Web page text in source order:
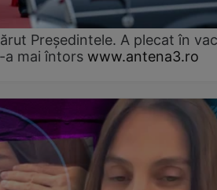
Președintele. A plecat în
a mai întors www.antena3.ro